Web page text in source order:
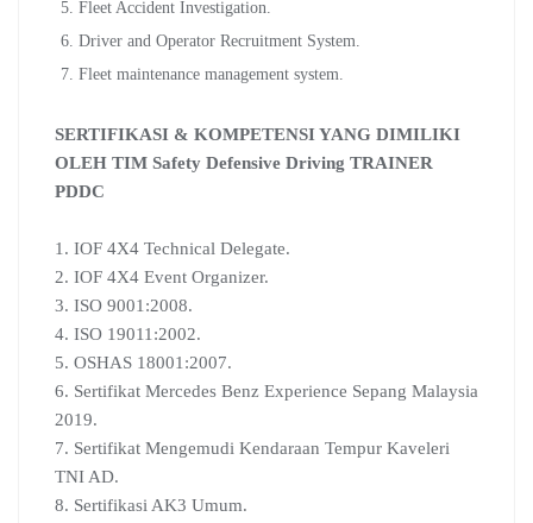
Fleet Accident Investigation.
Driver and Operator Recruitment System.
Fleet maintenance management system.
SERTIFIKASI & KOMPETENSI YANG DIMILIKI
OLEH TIM Safety Defensive Driving TRAINER
PDDC
1. IOF 4X4 Technical Delegate.
2. IOF 4X4 Event Organizer.
3. ISO 9001:2008.
4. ISO 19011:2002.
5. OSHAS 18001:2007.
6. Sertifikat Mercedes Benz Experience Sepang Malaysia
2019.
7. Sertifikat Mengemudi Kendaraan Tempur Kaveleri
TNI AD.
8. Sertifikasi AK3 Umum.